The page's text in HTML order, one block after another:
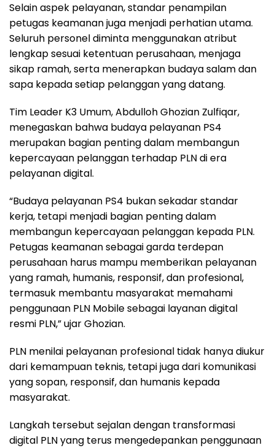
Selain aspek pelayanan, standar penampilan
petugas keamanan juga menjadi perhatian utama.
Seluruh personel diminta menggunakan atribut
lengkap sesuai ketentuan perusahaan, menjaga
sikap ramah, serta menerapkan budaya salam dan
sapa kepada setiap pelanggan yang datang.
Tim Leader K3 Umum, Abdulloh Ghozian Zulfiqar,
menegaskan bahwa budaya pelayanan PS4
merupakan bagian penting dalam membangun
kepercayaan pelanggan terhadap PLN di era
pelayanan digital.
“Budaya pelayanan PS4 bukan sekadar standar
kerja, tetapi menjadi bagian penting dalam
membangun kepercayaan pelanggan kepada PLN.
Petugas keamanan sebagai garda terdepan
perusahaan harus mampu memberikan pelayanan
yang ramah, humanis, responsif, dan profesional,
termasuk membantu masyarakat memahami
penggunaan PLN Mobile sebagai layanan digital
resmi PLN,” ujar Ghozian.
PLN menilai pelayanan profesional tidak hanya diukur
dari kemampuan teknis, tetapi juga dari komunikasi
yang sopan, responsif, dan humanis kepada
masyarakat.
Langkah tersebut sejalan dengan transformasi
digital PLN yang terus mengedepankan penggunaan